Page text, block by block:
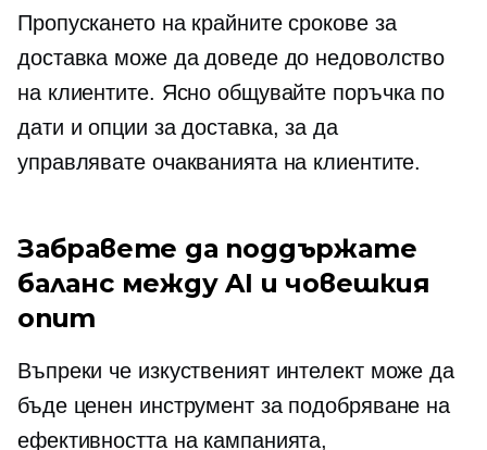
Пропускането на крайните срокове за
доставка може да доведе до недоволство
на клиентите. Ясно общувайте поръчка по
дати и опции за доставка, за да
управлявате очакванията на клиентите.
Забравете да поддържате
баланс между AI и човешкия
опит
Въпреки че изкуственият интелект може да
бъде ценен инструмент за подобряване на
ефективността на кампанията,